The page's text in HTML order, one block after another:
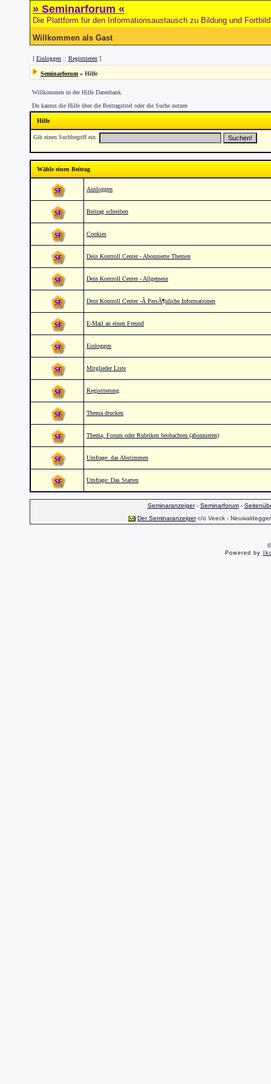
» Seminarforum «
Die Plattform für den Informationsaustausch zu Bildung und
Willkommen als Gast
[ Einloggen :: Registrieren ]
Seminarforum » Hilfe
Willkommen in der Hilfe Datenbank.
Du kannst die Hilfe über die Beitragstitel oder die Suche nutzen
Hilfe
Gib einen Suchbegriff ein
Wähle einen Beitrag
Ausloggen
Beitrag schreiben
Cookies
Dein Kontroll Center - Abonnierte Themen
Dein Kontroll Center - Allgemein
Dein Kontroll Center -Â PersÃ¶nliche Informationen
E-Mail an einen Freund
Einloggen
Mitglieder Liste
Registrierung
Thema drucken
Thema, Forum oder Rubriken beobachten (abonnieren)
Umfrage: das Abstimmen
Umfrage: Das Starten
Seminaranzeiger- Seminarforum-
Der Seminaranzeigerc/o Veeck -
Powered by